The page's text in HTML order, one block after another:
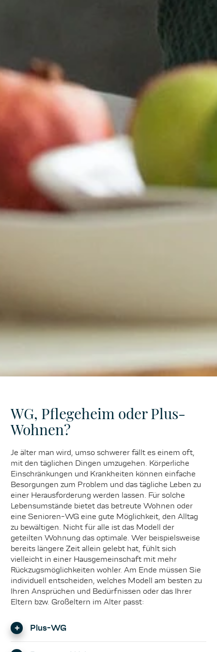
WG, Pflegeheim oder Plus-
Wohnen?
Je älter man wird, umso schwerer fällt es einem oft,
mit den täglichen Dingen umzugehen. Körperliche
Einschränkungen und Krankheiten können einfache
Besorgungen zum Problem und das tägliche Leben zu
einer Herausforderung werden lassen. Für solche
Lebensumstände bietet das betreute Wohnen oder
eine Senioren-WG eine gute Möglichkeit, den Alltag
zu bewältigen. Nicht für alle ist das Modell der
geteilten Wohnung das optimale. Wer beispielsweise
bereits längere Zeit allein gelebt hat, fühlt sich
vielleicht in einer Hausgemeinschaft mit mehr
Rückzugsmöglichkeiten wohler. Am Ende müssen Sie
individuell entscheiden, welches Modell am besten zu
Ihren Ansprüchen und Bedürfnissen oder das Ihrer
Eltern bzw. Großeltern im Alter passt:
Plus-WG